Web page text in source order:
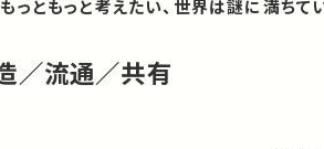
ともっと考えたい、世界は謎に満ちて
／流通／共有